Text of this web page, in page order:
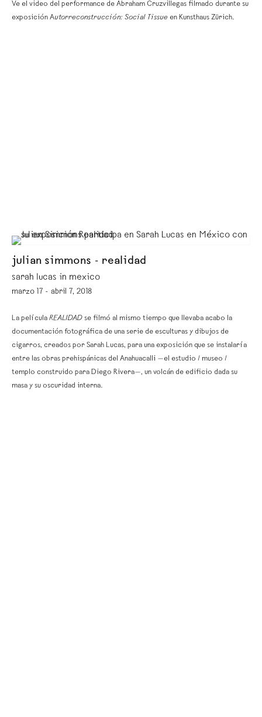
Ve el video del performance de Abraham Cruzvillegas filmado durante su
exposición Autorreconstrucción: Social Tissue en Kunsthaus Zürich.
julian simmons - realidad
sarah lucas in mexico
marzo 17 - abril 7, 2018
La película REALIDAD se filmó al mismo tiempo que llevaba acabo la
documentación fotográfica de una serie de esculturas y dibujos de
cigarros, creados por Sarah Lucas, para una exposición que se instalaría
entre las obras prehispánicas del Anahuacalli —el estudio / museo /
templo construido para Diego Rivera—, un volcán de edificio dada su
masa y su oscuridad interna.